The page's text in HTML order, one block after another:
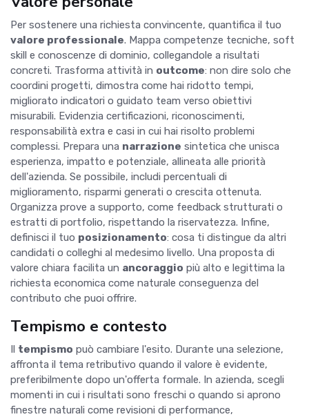
Per sostenere una richiesta convincente, quantifica il tuo
valore professionale. Mappa competenze tecniche, soft
skill e conoscenze di dominio, collegandole a risultati
concreti. Trasforma attività in outcome: non dire solo che
coordini progetti, dimostra come hai ridotto tempi,
migliorato indicatori o guidato team verso obiettivi
misurabili. Evidenzia certificazioni, riconoscimenti,
responsabilità extra e casi in cui hai risolto problemi
complessi. Prepara una narrazione sintetica che unisca
esperienza, impatto e potenziale, allineata alle priorità
dell'azienda. Se possibile, includi percentuali di
miglioramento, risparmi generati o crescita ottenuta.
Organizza prove a supporto, come feedback strutturati o
estratti di portfolio, rispettando la riservatezza. Infine,
definisci il tuo posizionamento: cosa ti distingue da altri
candidati o colleghi al medesimo livello. Una proposta di
valore chiara facilita un ancoraggio più alto e legittima la
richiesta economica come naturale conseguenza del
contributo che puoi offrire.
Tempismo e contesto
Il tempismo può cambiare l'esito. Durante una selezione,
affronta il tema retributivo quando il valore è evidente,
preferibilmente dopo un'offerta formale. In azienda, scegli
momenti in cui i risultati sono freschi o quando si aprono
finestre naturali come revisioni di performance,